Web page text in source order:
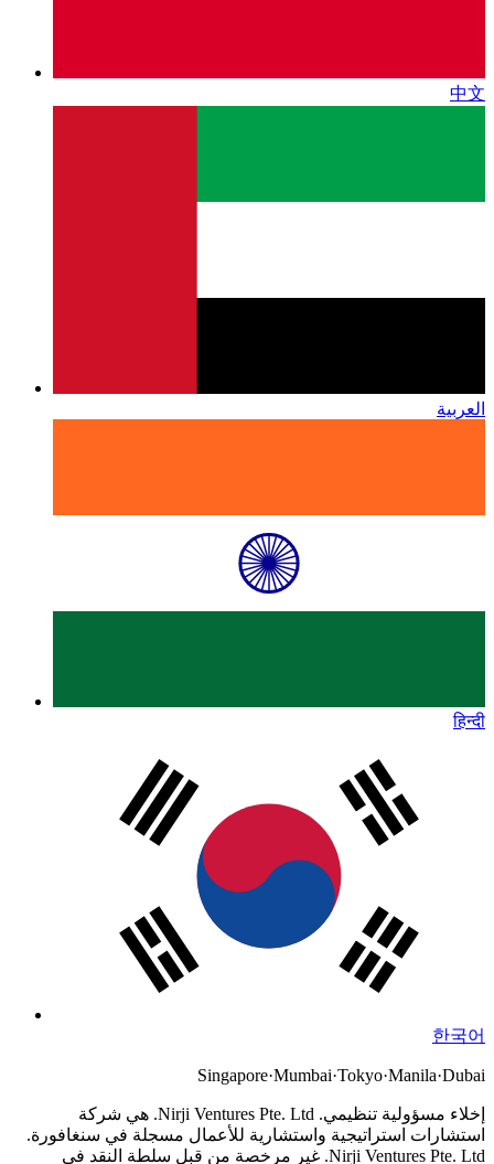
中文
العربية
हिन्दी
한국어
Singapore·Mumbai·Tokyo·Manila·Dubai
إخلاء مسؤولية تنظيمي.
Nirji Ventures Pte. Ltd. هي شركة
استشارات استراتيجية واستشارية للأعمال مسجلة في سنغافورة.
Nirji Ventures Pte. Ltd. غير مرخصة من قبل سلطة النقد في